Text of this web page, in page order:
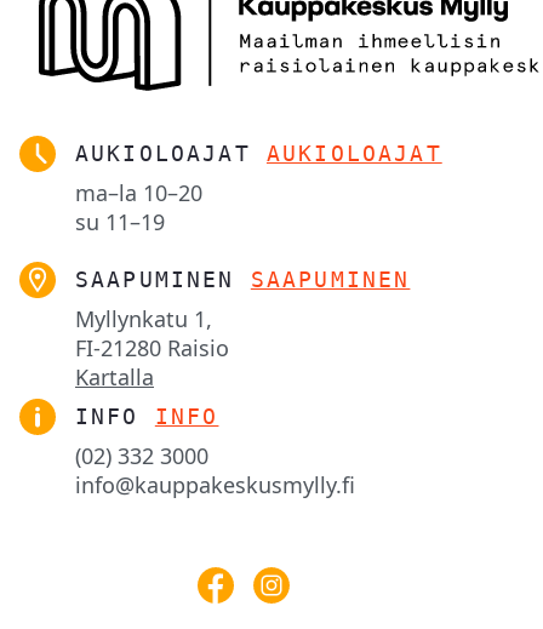
AUKIOLOAJAT AUKIOLOAJAT
ma–la 10–20
su 11–19
SAAPUMINEN SAAPUMINEN
Myllynkatu 1,
FI-21280 Raisio
Kartalla
INFO INFO
(02) 332 3000
info@kauppakeskusmylly.fi